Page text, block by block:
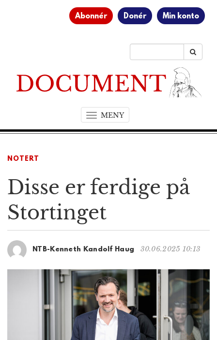
Abonnér Donér Min konto
MENYT
o
n
a
n
NOTERT
Disse er ferdige på
Stortinget
NTB-Kenneth Kandolf Haug 30.06.2025 10:13